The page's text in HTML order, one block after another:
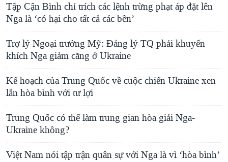
Tập Cận Bình chỉ trích các lệnh trừng phạt áp đặt lên
Nga là ‘có hại cho tất cả các bên’
Trợ lý Ngoại trưởng Mỹ: Đáng lý TQ phải khuyến
khích Nga giảm căng ở Ukraine
Kế hoạch của Trung Quốc về cuộc chiến Ukraine xen
lẫn hòa bình với tư lợi
Trung Quốc có thể làm trung gian hòa giải Nga-
Ukraine không?
Việt Nam nói tập trận quân sự với Nga là vì ‘hòa bình’